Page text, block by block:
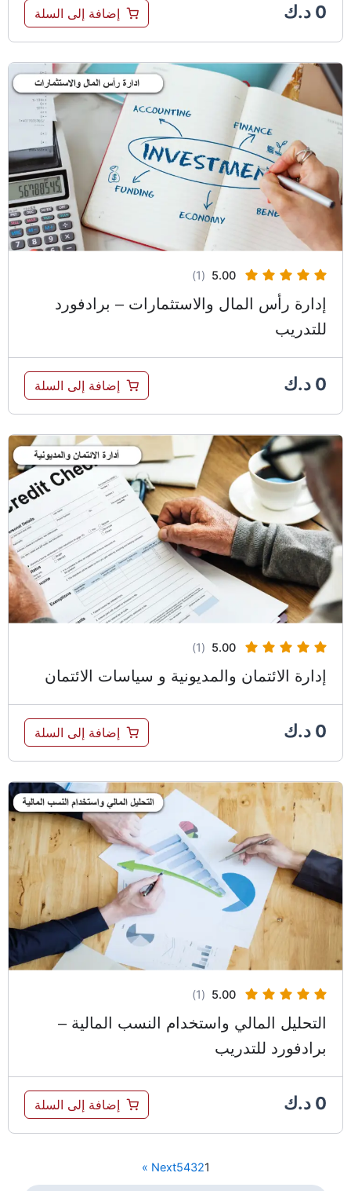
0 د.ك إضافة إلى السلة
5.00
(1)
إدارة رأس المال والاستثمارات – برادفورد
للتدريب
0 د.ك إضافة إلى السلة
5.00
(1)
إدارة الائتمان والمديونية و سياسات الائتمان
0 د.ك إضافة إلى السلة
5.00
(1)
التحليل المالي واستخدام النسب المالية –
برادفورد للتدريب
0 د.ك إضافة إلى السلة
1
2
3
4
5
Next »